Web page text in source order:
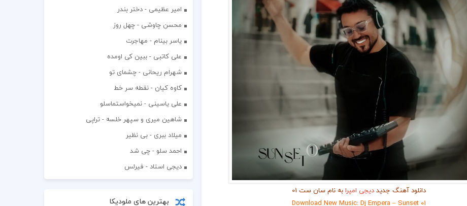
دانلود آهنگ جدیددیجی امپرابه نام سان ست 01
Download New Music: Dj Empera – Sunset 01
امیر عظیمی - دختر بندر
محسن چاوشی - چهل روز
یاسر بینام - مهاجرت
علی کاتبی - ببین کی اومده
شهرام ریحانی - چشمای تو
کاوه کیان - نقطه سر خط
علی یاسینی - نمیخواستماسلو
شاهین میری و سپهر خلسه - تراپی
میلاد ببری - بی نظیر
احمد سلو - چی شد
دیجی استاد - فیرلس
بهترین های ملودیکا